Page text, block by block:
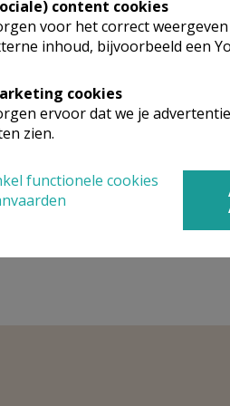
boek
kruiswoorden
content cookies
voor het correct
inhoud, bijvoorbeeld een
cookies
ervoor dat we je
zien.
functionele cookies